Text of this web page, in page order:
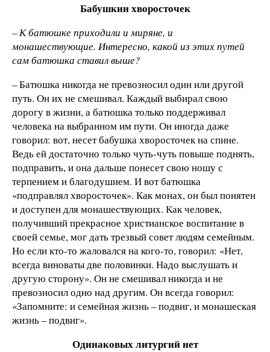
Бабушкин хворосточек
– К батюшке приходили и миряне, и
монашествующие. Интересно, какой из этих путей
сам батюшка ставил выше?
– Батюшка никогда не превозносил один или другой
путь. Он их не смешивал. Каждый выбирал свою
дорогу в жизни, а батюшка только поддерживал
человека на выбранном им пути. Он иногда даже
говорил: вот, несет бабушка хворосточек на спине.
Ведь ей достаточно только чуть-чуть повыше поднять,
подправить, и она дальше понесет свою ношу с
терпением и благодушием. И вот батюшка
«подправлял хворосточек». Как монах, он был понятен
и доступен для монашествующих. Как человек,
получивший прекрасное христианское воспитание в
своей семье, мог дать трезвый совет людям семейным.
Но если кто-то жаловался на кого-то, говорил: «Нет,
всегда виноваты две половинки. Надо выслушать и
другую сторону». Он не смешивал никогда и не
превозносил одно над другим. Он всегда говорил:
«Запомните: и семейная жизнь – подвиг, и монашеская
жизнь – подвиг».
Одинаковых литургий нет